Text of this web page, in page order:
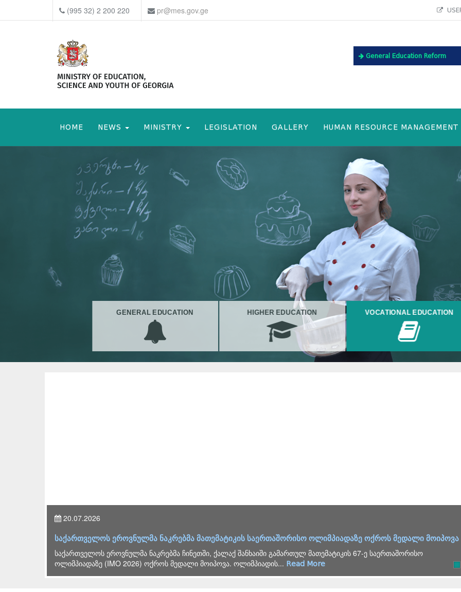
(995 32) 2 200 220 pr@mes.gov.ge
General Education Reform
HOME NEWS MINISTRY LEGISLATION GALLERY HUMAN RESOURCE MANAGEMENT
GENERAL EDUCATION HIGHER EDUCATION VOCATIONAL EDUCATION
26.06.2026
ლევან ღირსიაშვილის ხელმძღვანელობით 2026 წლის გამოცდების საორგანიზაციო ჯგუფის სხდომა
2026 წლის გამოცდების ორგანიზებასთან დაკავშირებული საკითხების განხილვის მიზნით საორგანიზაციო
ჯგუფის სხდომა გაიმართა, რომელსაც საქართველოს...Read More